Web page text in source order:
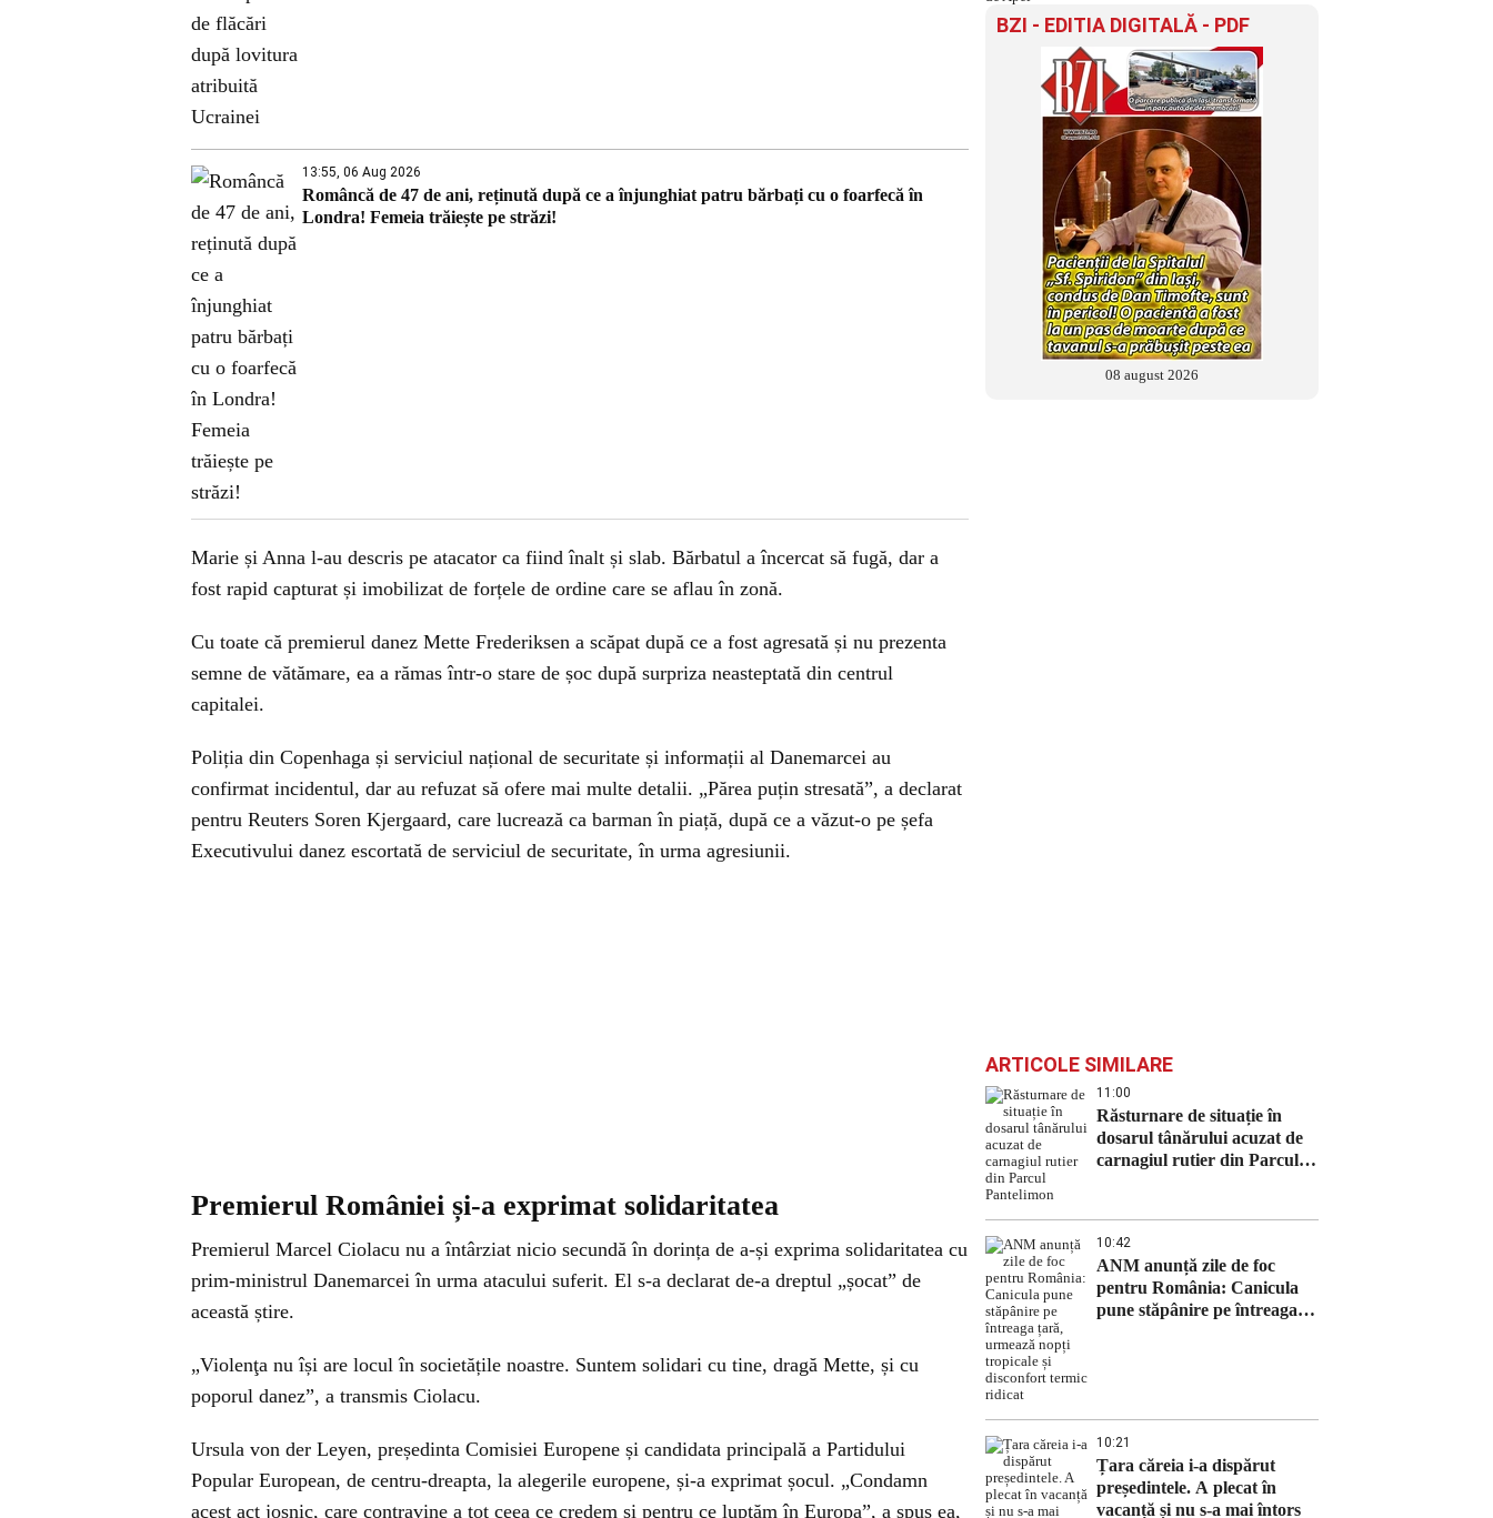
13:55, 06 Aug 2026
Româncă de 47 de ani, reținută după ce a înjunghiat patru bărbați cu o foarfecă în
Londra! Femeia trăiește pe străzi!
Marie și Anna l-au descris pe atacator ca fiind înalt și slab. Bărbatul a încercat să fugă, dar a
fost rapid capturat și imobilizat de forțele de ordine care se aflau în zonă.
Cu toate că premierul danez Mette Frederiksen a scăpat după ce a fost agresată și nu prezenta
semne de vătămare, ea a rămas într-o stare de șoc după surpriza neasteptată din centrul
capitalei.
Poliția din Copenhaga și serviciul național de securitate și informații al Danemarcei au
confirmat incidentul, dar au refuzat să ofere mai multe detalii. „Părea puțin stresată”, a declarat
pentru Reuters Soren Kjergaard, care lucrează ca barman în piață, după ce a văzut-o pe șefa
Executivului danez escortată de serviciul de securitate, în urma agresiunii.
Premierul României și-a exprimat solidaritatea
Premierul Marcel Ciolacu nu a întârziat nicio secundă în dorința de a-și exprima solidaritatea cu
prim-ministrul Danemarcei în urma atacului suferit. El s-a declarat de-a dreptul „șocat” de
această știre.
„Violenţa nu își are locul în societățile noastre. Suntem solidari cu tine, dragă Mette, și cu
poporul danez”, a transmis Ciolacu.
Ursula von der Leyen, președinta Comisiei Europene și candidata principală a Partidului
Popular European, de centru-dreapta, la alegerile europene, și-a exprimat șocul. „Condamn
acest act josnic, care contravine a tot ceea ce credem și pentru ce luptăm în Europa”, a spus ea,
BZI - EDITIA DIGITALĂ - PDF
08 august 2026
ARTICOLE SIMILARE
11:00
Răsturnare de situație în
dosarul tânărului acuzat de
carnagiul rutier din Parcul
10:42
ANM anunță zile de foc
pentru România: Canicula
pune stăpânire pe întreaga
10:21
Țara căreia i-a dispărut
președintele. A plecat în
vacanță și nu s-a mai întors